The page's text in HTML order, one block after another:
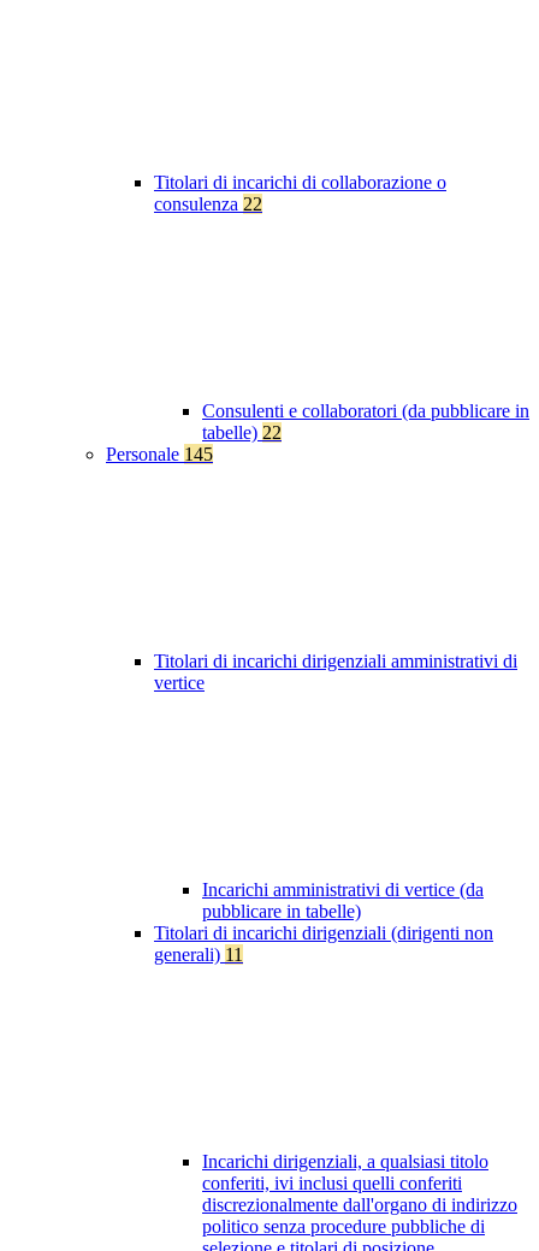
Titolari di incarichi di collaborazione o
consulenza 22
Consulenti e collaboratori (da pubblicare in
tabelle) 22
Personale 145
Titolari di incarichi dirigenziali amministrativi di
vertice
Incarichi amministrativi di vertice (da
pubblicare in tabelle)
Titolari di incarichi dirigenziali (dirigenti non
generali) 11
Incarichi dirigenziali, a qualsiasi titolo
conferiti, ivi inclusi quelli conferiti
discrezionalmente dall'organo di indirizzo
politico senza procedure pubbliche di